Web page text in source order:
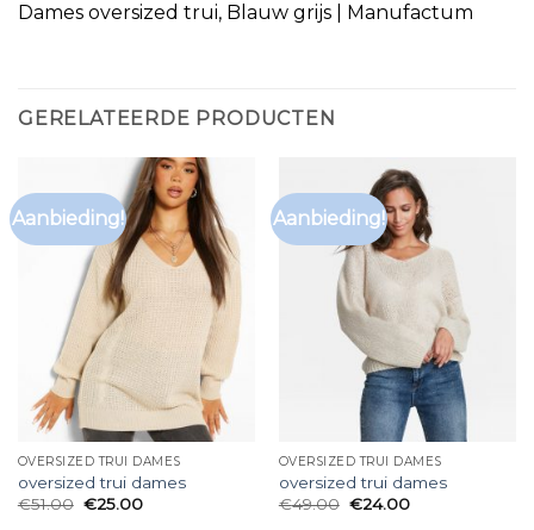
Dames oversized trui, Blauw grijs | Manufactum
GERELATEERDE PRODUCTEN
Aanbieding!
OVERSIZED TRUI DAMES
oversized trui dames
€51.00 €25.00
Aanbieding!
OVERSIZED TRUI DAMES
oversized trui dames
€49.00 €24.00